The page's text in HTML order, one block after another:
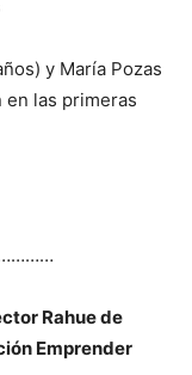
y María Pozas
en las primeras
Rahue de
Emprender